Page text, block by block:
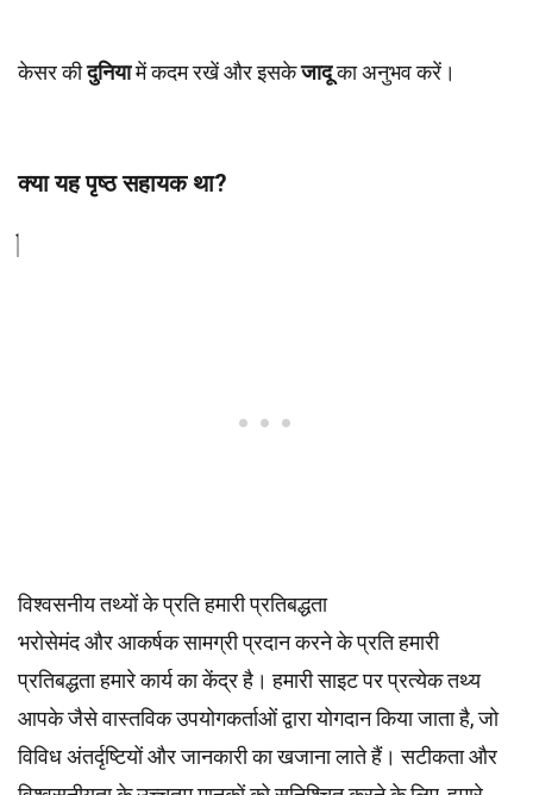
केसर कीदुनियामें कदम रखें और इसकेजादूका अनुभव करें।
क्या यह पृष्ठ सहायक था?
विश्वसनीय तथ्यों के प्रति हमारी प्रतिबद्धता
भरोसेमंद और आकर्षक सामग्री प्रदान करने के प्रति हमारी
प्रतिबद्धता हमारे कार्य का केंद्र है। हमारी साइट पर प्रत्येक तथ्य
आपके जैसे वास्तविक उपयोगकर्ताओं द्वारा योगदान किया जाता है, जो
विविध अंतर्दृष्टियों और जानकारी का खजाना लाते हैं। सटीकता और